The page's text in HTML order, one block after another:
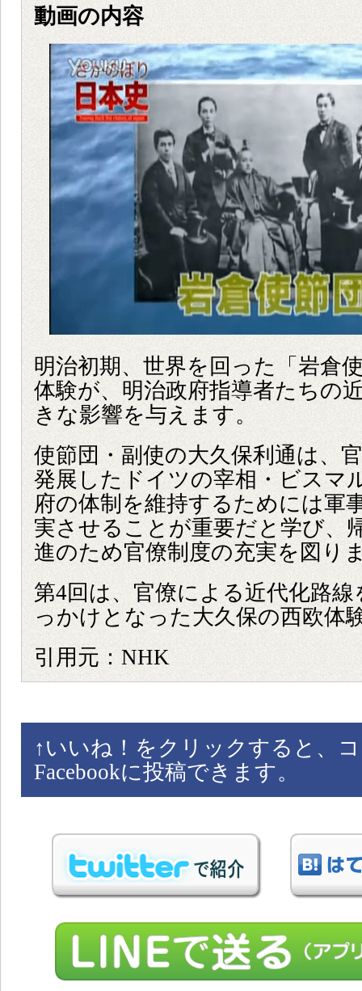
動画の内容
明治初期、世界を回った「岩倉
体験が、明治政府指導者たちの
きな影響を与えます。
使節団・副使の大久保利通は、
発展したドイツの宰相・ビスマ
府の体制を維持するためには軍
実させることが重要だと学び、
進のため官僚制度の充実を図り
第4回は、官僚による近代化路
っかけとなった大久保の西欧体
引用元：NHK
↑ いいね！をクリックすると、
Facebookに投稿できます。